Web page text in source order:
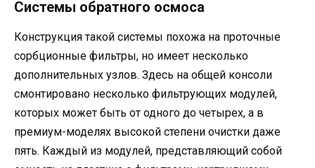
Системы обратного осмоса
Конструкция такой системы похожа на проточные
сорбционные фильтры, но имеет несколько
дополнительных узлов. Здесь на общей консоли
смонтировано несколько фильтрующих модулей,
которых может быть от одного до четырех, а в
премиум-моделях высокой степени очистки даже
пять. Каждый из модулей, представляющий собой